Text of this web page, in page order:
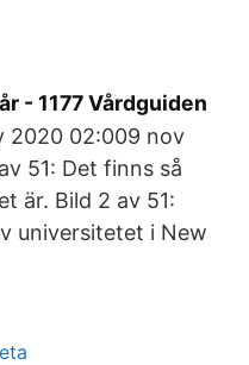
- 1177 Vårdguiden
2020 02:009 nov
51: Det finns så
är. Bild 2 av 51:
universitetet i New